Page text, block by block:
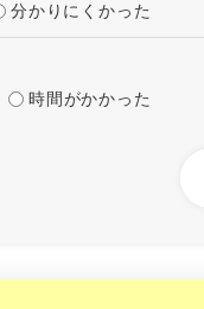
分かりにくかった
時間がかかった